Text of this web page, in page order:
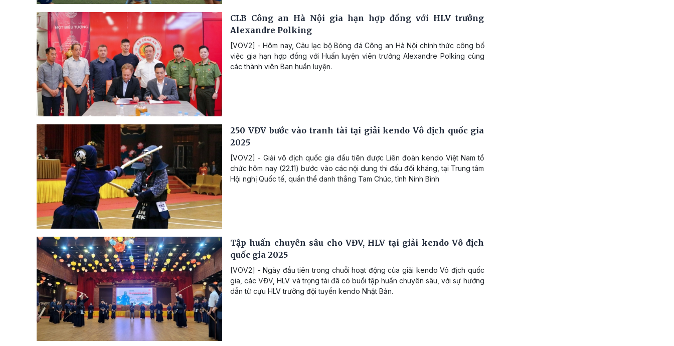
CLB Công an Hà Nội gia hạn hợp đồng với HLV trưởng
Alexandre Polking
[VOV2] - Hôm nay, Câu lạc bộ Bóng đá Công an Hà Nội chính thức công bố
việc gia hạn hợp đồng với Huấn luyện viên trưởng Alexandre Polking cùng
các thành viên Ban huấn luyện.
250 VĐV bước vào tranh tài tại giải kendo Vô địch quốc gia
2025
[VOV2] - Giải vô địch quốc gia đầu tiên được Liên đoàn kendo Việt Nam tổ
chức hôm nay (22.11) bước vào các nội dung thi đấu đối kháng, tại Trung tâm
Hội nghị Quốc tế, quần thể danh thắng Tam Chúc, tỉnh Ninh Bình
Tập huấn chuyên sâu cho VĐV, HLV tại giải kendo Vô địch
quốc gia 2025
[VOV2] - Ngày đầu tiên trong chuỗi hoạt động của giải kendo Vô địch quốc
gia, các VĐV, HLV và trọng tài đã có buổi tập huấn chuyên sâu, với sự hướng
dẫn từ cựu HLV trưởng đội tuyển kendo Nhật Bản.